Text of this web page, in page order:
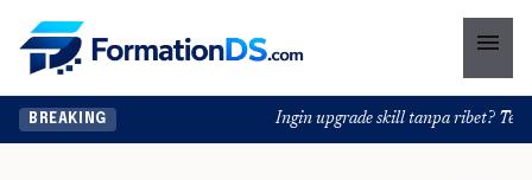
menu
BREAKING Ingin upgrade skill tanpa ribet?